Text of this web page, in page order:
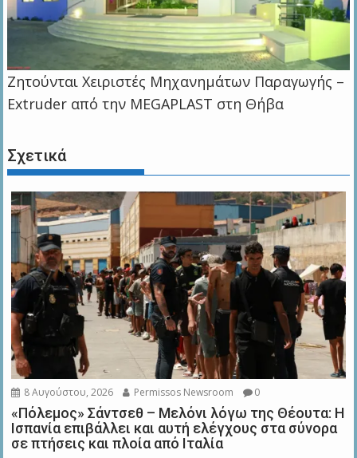
Zητούνται Χειριστές Μηχανημάτων Παραγωγής –
Extruder από την MEGAPLAST στη Θήβα
Σχετικά
8 Αυγούστου, 2026 Permissos Newsroom 0
«Πόλεμος» Σάντσεθ – Μελόνι λόγω της Θέουτα: Η
Ισπανία επιβάλλει και αυτή ελέγχους στα σύνορα
σε πτήσεις και πλοία από Ιταλία